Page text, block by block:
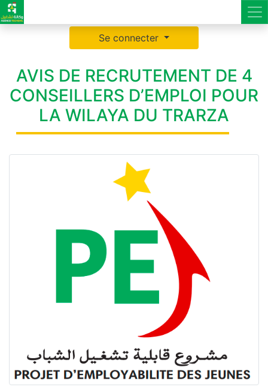
Se connecter
AVIS DE RECRUTEMENT DE 4
CONSEILLERS D’EMPLOI POUR
LA WILAYA DU TRARZA